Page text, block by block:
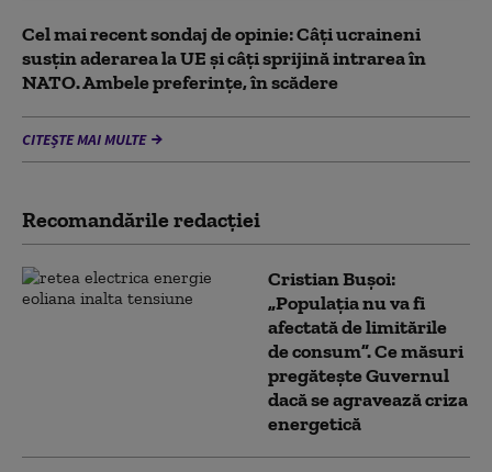
Cel mai recent sondaj de opinie: Câți ucraineni
susțin aderarea la UE și câți sprijină intrarea în
NATO. Ambele preferințe, în scădere
CITEȘTE MAI MULTE
Recomandările redacţiei
Cristian Bușoi:
„Populația nu va fi
afectată de limitările
de consum”. Ce măsuri
pregătește Guvernul
dacă se agravează criza
energetică